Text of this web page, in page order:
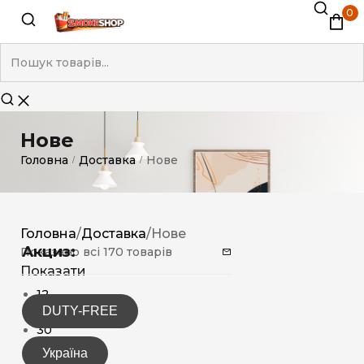
0
Нове
Головна / Доставка / Нове
Акциз:
DUTY-FREE
Україна
Головна/Доставка/Нове
Показано всі 170 товарів
Показати
12
15
30